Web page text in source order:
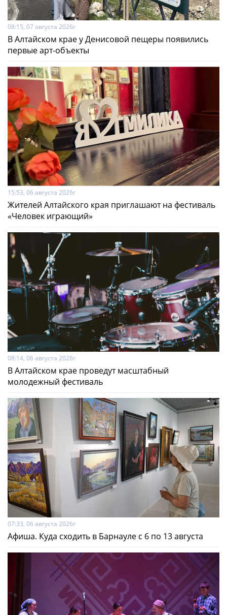
08:15, 07 августа 2026г
В Алтайском крае у Денисовой пещеры появились
первые арт-объекты
15:53, 06 августа 2026г
Жителей Алтайского края приглашают на фестиваль
«Человек играющий»
08:14, 06 августа 2026г
В Алтайском крае проведут масштабный
молодежный фестиваль
07:33, 06 августа 2026г
Афиша. Куда сходить в Барнауле с 6 по 13 августа